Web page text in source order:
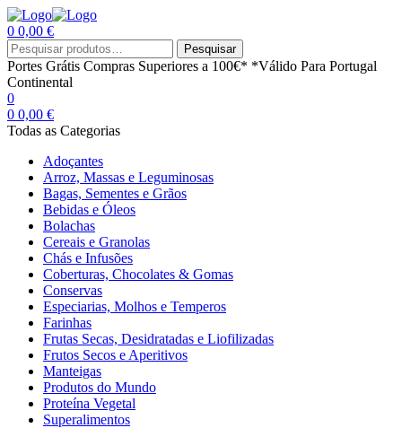
0 0,00 €
Menu
Procurar
por:
Pesquisar
Portes Grátis Compras Superiores a 100€* *Válido Para Portugal
Continental
0
0 0,00 €
Todas as Categorias
Adoçantes
Arroz, Massas e Leguminosas
Bagas, Sementes e Grãos
Bebidas e Óleos
Bolachas
Cereais e Granolas
Chás e Infusões
Coberturas, Chocolates & Gomas
Conservas
Especiarias, Molhos e Temperos
Farinhas
Frutas Secas, Desidratadas e Liofilizadas
Frutos Secos e Aperitivos
Manteigas
Produtos do Mundo
Proteína Vegetal
Superalimentos